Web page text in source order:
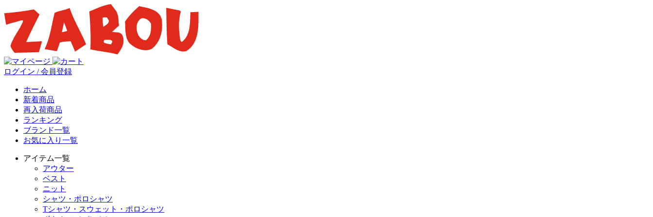
ログイン / 会員登録
ホーム
新着商品
再入荷商品
ランキング
ブランド一覧
お気に入り一覧
アイテム一覧
アウター
ベスト
ニット
シャツ・ポロシャツ
Tシャツ・スウェット・ポロシャツ